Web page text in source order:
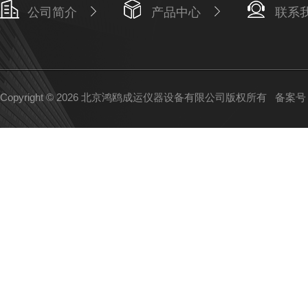
公司简介 产品中心 联系
Copyright © 2026 北京鸿鸥成运仪器设备有限公司版权所有 备案号